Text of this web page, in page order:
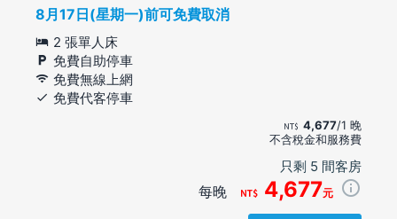
8月17日(星期一)前可免費取消
2 張單人床
免費自助停車
免費無線上網
免費代客停車
4,677/1 晚
不含稅金和服務費
只剩 5 間客房
每晚 4,677元